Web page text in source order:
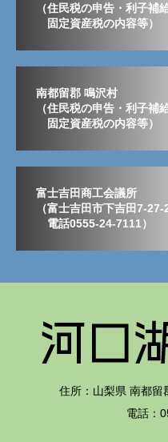
（住民税の申告・利子補
固定資産税の内容等）
南都留郡 鳴沢村
（住民税の申告・利子補
固定資産税の内容等）
富士吉田商工会議所
（富士吉田市下吉田7-27-
電話0555-24-7111）
住所：山梨県 南都留
電話：